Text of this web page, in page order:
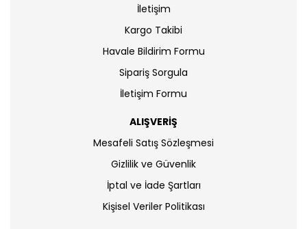
İletişim
Kargo Takibi
Havale Bildirim Formu
Sipariş Sorgula
İletişim Formu
ALIŞVERİŞ
Mesafeli Satış Sözleşmesi
Gizlilik ve Güvenlik
İptal ve İade Şartları
Kişisel Veriler Politikası